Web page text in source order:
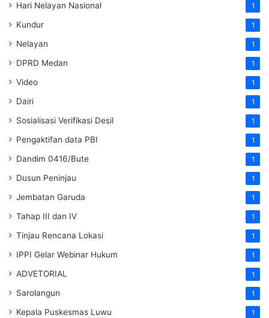
Hari Nelayan Nasional 1
Kundur 1
Nelayan 1
DPRD Medan 1
Video 1
Dairi 1
Sosialisasi Verifikasi Desil 1
Pengaktifan data PBI 1
Dandim 0416/Bute 1
Dusun Peninjau 1
Jembatan Garuda 1
Tahap III dan IV 1
Tinjau Rencana Lokasi 1
IPPI Gelar Webinar Hukum 1
ADVETORIAL 1
Sarolangun 1
Kepala Puskesmas Luwu 1